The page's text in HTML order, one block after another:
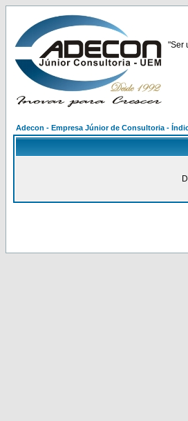
"Ser
Adecon - Empresa Júnior de Consultoria -